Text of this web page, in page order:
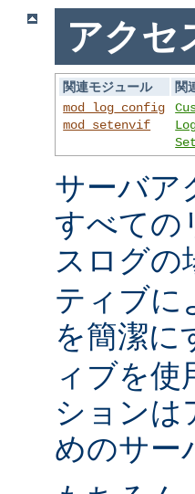
アクセ
関連モジュール
関
mod_log_config
mod_setenvif
サーバア
すべての
スログの
ティブに
を簡潔に
ィブを
ションは
めのサー